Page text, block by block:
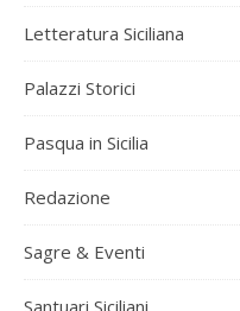
Letteratura Siciliana
Palazzi Storici
Pasqua in Sicilia
Redazione
Sagre & Eventi
Santuari Siciliani